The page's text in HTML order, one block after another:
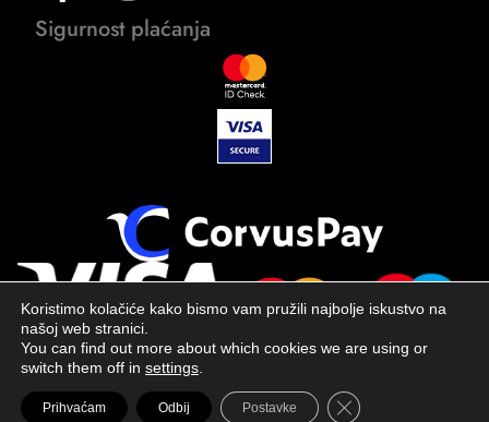
Sigurnost plaćanja
Koristimo kolačiće kako bismo vam pružili najbolje iskustvo na
našoj web stranici.
You can find out more about which cookies we are using or
switch them off in settings
Prihvaćam Odbij Postavke Close GDPR Cookie